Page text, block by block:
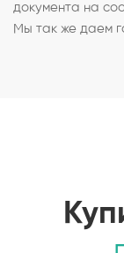
документа на
Мы так же даем